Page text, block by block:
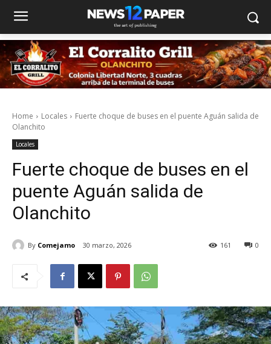
Home Locales
Fuerte choque de buses en el puente Aguán salida de
Olanchito
Locales
Fuerte choque de buses en el
puente Aguán salida de
Olanchito
By Comejamo 30 marzo, 2026 0
161